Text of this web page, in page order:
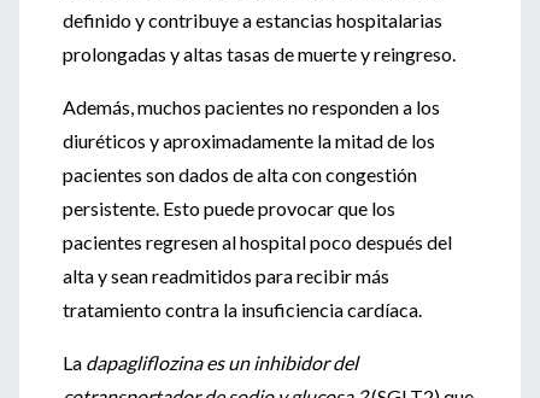
definido y contribuye a estancias hospitalarias
prolongadas y altas tasas de muerte y reingreso.
Además, muchos pacientes no responden a los
diuréticos y aproximadamente la mitad de los
pacientes son dados de alta con congestión
persistente. Esto puede provocar que los
pacientes regresen al hospital poco después del
alta y sean readmitidos para recibir más
tratamiento contra la insuficiencia cardíaca.
La dapagliflozina es un inhibidor del